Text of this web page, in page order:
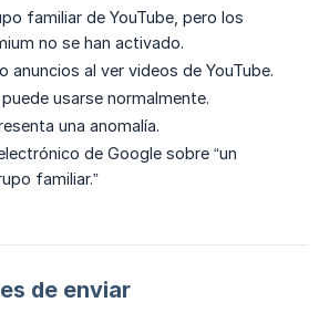
familiar de YouTube, pero los
no se han activado.
anuncios al ver videos de YouTube.
usarse normalmente.
una anomalía.
de Google sobre “un
familiar.”
de enviar